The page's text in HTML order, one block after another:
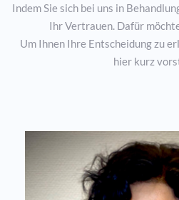
Indem Sie sich bei uns in
Ihr Vertrauen. Dafür
Um Ihnen Ihre Entscheidung zu
hier kurz